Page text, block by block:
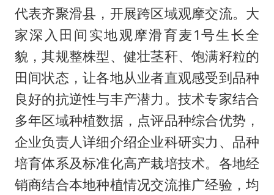
代表齐聚滑县，开展跨区域观摩交流。大
家深入田间实地观摩滑育麦1号生长全
貌，其规整株型、健壮茎秆、饱满籽粒的
田间状态，让各地从业者直观感受到品种
良好的抗逆性与丰产潜力。技术专家结合
多年区域种植数据，点评品种综合优势，
企业负责人详细介绍企业科研实力、品种
培育体系及标准化高产栽培技术。各地经
销商结合本地种植情况交流推广经验，均